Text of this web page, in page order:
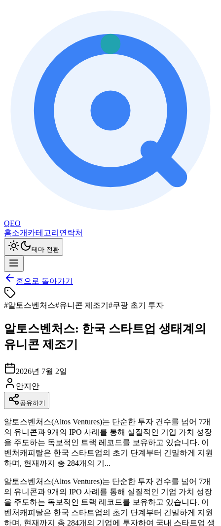
QEO
홈소개 카테고리 연락처
테마 전환
홈으로 돌아가기
#알토스벤처스#유니콘 제조기 #쿠팡 초기 투자
알토스벤처스: 한국 스타트업 생태계의
유니콘 제조기
2026년 7월 2일
안지안
공유하기
알토스벤처스(Altos Ventures)는 단순한 투자 건수를 넘어 7개
의 유니콘과 9개의 IPO 사례를 통해 실질적인 기업 가치 성장
을 주도하는 독보적인 트랙 레코드를 보유하고 있습니다. 이
벤처캐피탈은 한국 스타트업의 초기 단계부터 긴밀하게 지원
하며, 현재까지 총 284개의 기...
알토스벤처스(Altos Ventures)는 단순한 투자 건수를 넘어 7개
의 유니콘과 9개의 IPO 사례를 통해 실질적인 기업 가치 성장
을 주도하는 독보적인 트랙 레코드를 보유하고 있습니다. 이
벤처캐피탈은 한국 스타트업의 초기 단계부터 긴밀하게 지원
하며, 현재까지 총 284개의 기업에 투자하여 국내 스타트업 생